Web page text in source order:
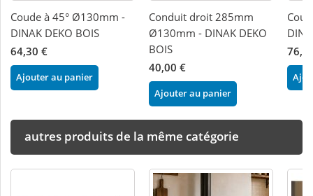
Coude à 45° Ø130mm -
DINAK DEKO BOIS
64,30 €
Ajouter au panier
Conduit droit 285mm
Ø130mm - DINAK DEKO
BOIS
40,00 €
Ajouter au panier
autres produits de la même catégorie